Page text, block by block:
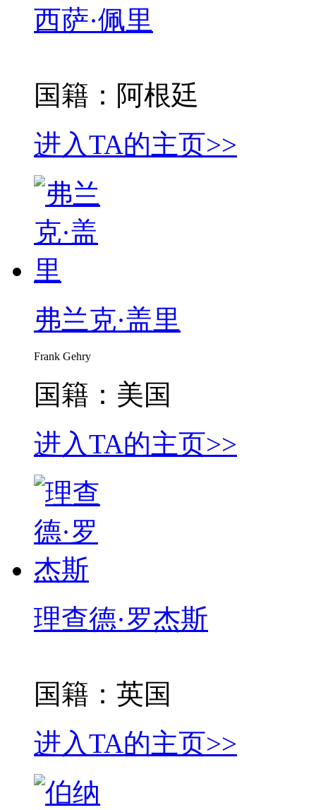
西萨·佩里
国籍：阿根廷
进入TA的主页>>
弗兰克·盖里
Frank Gehry
国籍：美国
进入TA的主页>>
理查德·罗杰斯
国籍：英国
进入TA的主页>>